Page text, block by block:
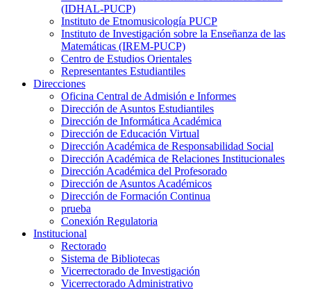
(IDHAL-PUCP)
Instituto de Etnomusicología PUCP
Instituto de Investigación sobre la Enseñanza de las
Matemáticas (IREM-PUCP)
Centro de Estudios Orientales
Representantes Estudiantiles
Direcciones
Oficina Central de Admisión e Informes
Dirección de Asuntos Estudiantiles
Dirección de Informática Académica
Dirección de Educación Virtual
Dirección Académica de Responsabilidad Social
Dirección Académica de Relaciones Institucionales
Dirección Académica del Profesorado
Dirección de Asuntos Académicos
Dirección de Formación Continua
prueba
Conexión Regulatoria
Institucional
Rectorado
Sistema de Bibliotecas
Vicerrectorado de Investigación
Vicerrectorado Administrativo